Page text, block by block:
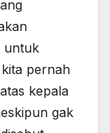
untuk
pernah
kepala
gak